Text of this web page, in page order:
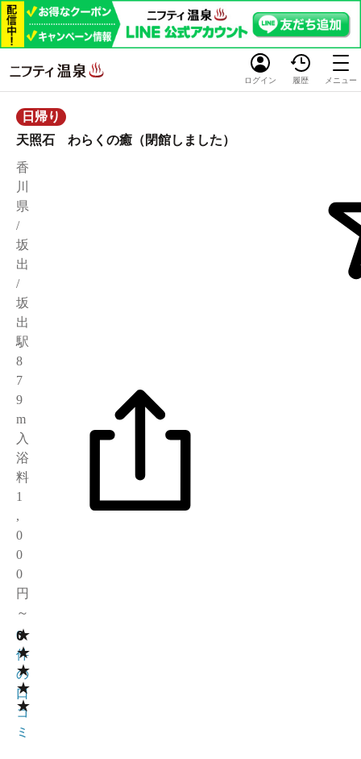
ログイン 履歴 メニュー
日帰り
天照石 わらくの癒（閉館しました）
香
川
県
/
坂
出
/
坂
出
駅
8
7
9
m
入
浴
料
1
,
0
0
0
円
～
★
★
★
★
★
0
0
件
の
口
コ
ミ